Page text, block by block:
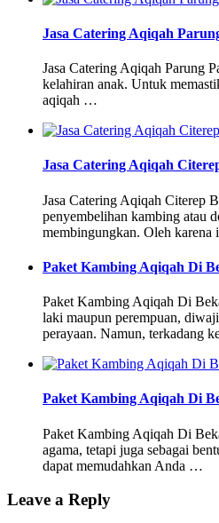
Jasa Catering Aqiqah
Jasa Catering Aqiqah Parung
kelahiran anak. Untuk
aqiqah …
Jasa Catering Aqiqah
Jasa Catering Aqiqah Citerep
penyembelihan kambing atau
membingungkan. Oleh
Paket Kambing Aqiqah Di
Paket Kambing Aqiqah Di
laki maupun perempuan,
perayaan. Namun, terkadang
Paket Kambing Aqiqah Di
Paket Kambing Aqiqah Di
agama, tetapi juga sebagai
dapat memudahkan Anda …
Leave a Reply